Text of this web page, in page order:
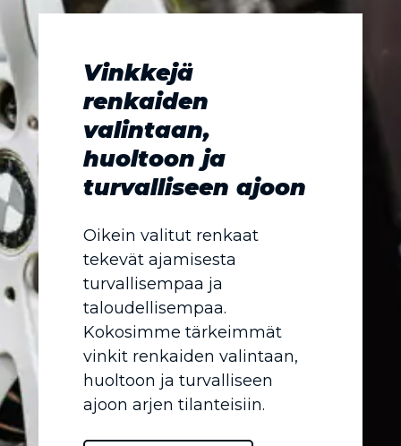
Vinkkejä
renkaiden
valintaan,
huoltoon ja
turvalliseen ajoon
Oikein valitut renkaat
tekevät ajamisesta
turvallisempaa ja
taloudellisempaa.
Kokosimme tärkeimmät
vinkit renkaiden valintaan,
huoltoon ja turvalliseen
ajoon arjen tilanteisiin.